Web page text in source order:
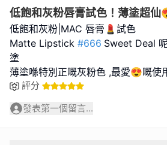
低飽和灰粉唇膏試色！薄塗超仙
低飽和灰粉|MAC 唇膏💄試色
Matte Lipstick #666 Sweet Deal
塗
薄塗喺特別正嘅灰粉色 ,最愛😍嘅使
評分
發表第一個留言...